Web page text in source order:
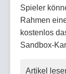
Spieler
Rahmen
kostenlos
Sandbox-
Artikel